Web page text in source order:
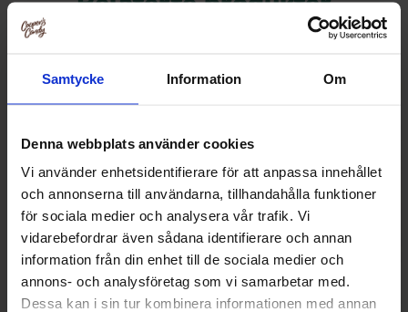
Samtycke Information Om
Denna webbplats använder cookies
Vi använder enhetsidentifierare för att anpassa innehållet
och annonserna till användarna, tillhandahålla funktioner
för sociala medier och analysera vår trafik. Vi
vidarebefordrar även sådana identifierare och annan
information från din enhet till de sociala medier och
annons- och analysföretag som vi samarbetar med.
Dessa kan i sin tur kombinera informationen med annan
Haribo Salty Sea 170g Napoleon